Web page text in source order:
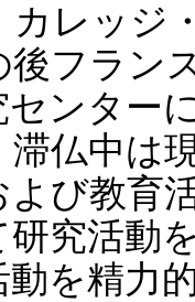
カレッジ
後フラン
センター
滞仏中は
よび教育
究活動
動を精力